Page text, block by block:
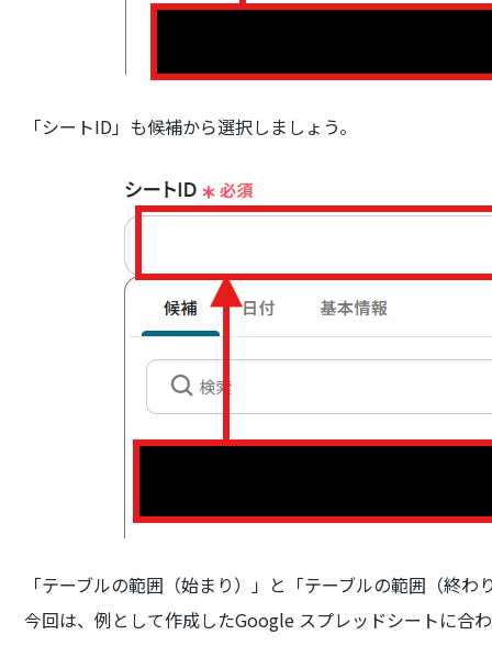
「シートID」も候補から選択しましょう。
「テーブルの範囲（始まり）」と「テーブルの範囲（終わ
今回は、例として作成したGoogle スプレッドシートに合